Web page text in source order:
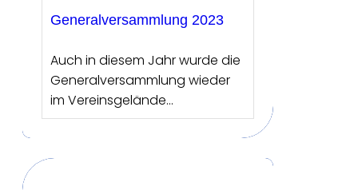
Generalversammlung 2023
Auch in diesem Jahr wurde die
Generalversammlung wieder
im Vereinsgelände…